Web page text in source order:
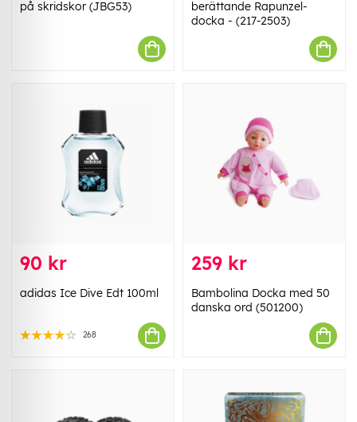
på skridskor (JBG53)
berättande Rapunzel-
docka - (217-2503)
90 kr
adidas Ice Dive Edt 100ml
268
259 kr
Bambolina Docka med 50
danska ord (501200)